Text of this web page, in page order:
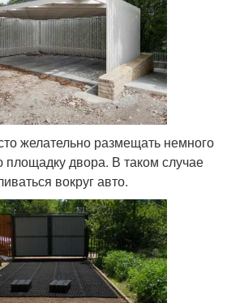
желательно размещать немного
двора. В таком случае
вокруг авто.